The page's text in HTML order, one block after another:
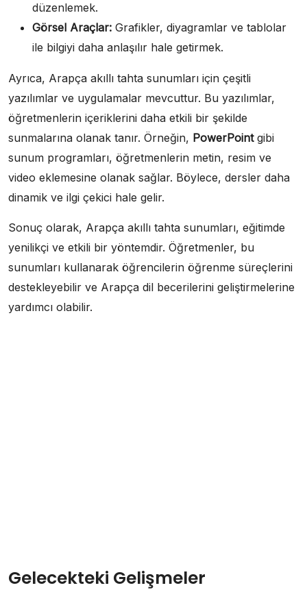
düzenlemek.
Görsel Araçlar: Grafikler, diyagramlar ve tablolar
ile bilgiyi daha anlaşılır hale getirmek.
Ayrıca, Arapça akıllı tahta sunumları için çeşitli
yazılımlar ve uygulamalar mevcuttur. Bu yazılımlar,
öğretmenlerin içeriklerini daha etkili bir şekilde
sunmalarına olanak tanır. Örneğin, PowerPointgibi
sunum programları, öğretmenlerin metin, resim ve
video eklemesine olanak sağlar. Böylece, dersler daha
dinamik ve ilgi çekici hale gelir.
Sonuç olarak, Arapça akıllı tahta sunumları, eğitimde
yenilikçi ve etkili bir yöntemdir. Öğretmenler, bu
sunumları kullanarak öğrencilerin öğrenme süreçlerini
destekleyebilir ve Arapça dil becerilerini geliştirmelerine
yardımcı olabilir.
Gelecekteki Gelişmeler